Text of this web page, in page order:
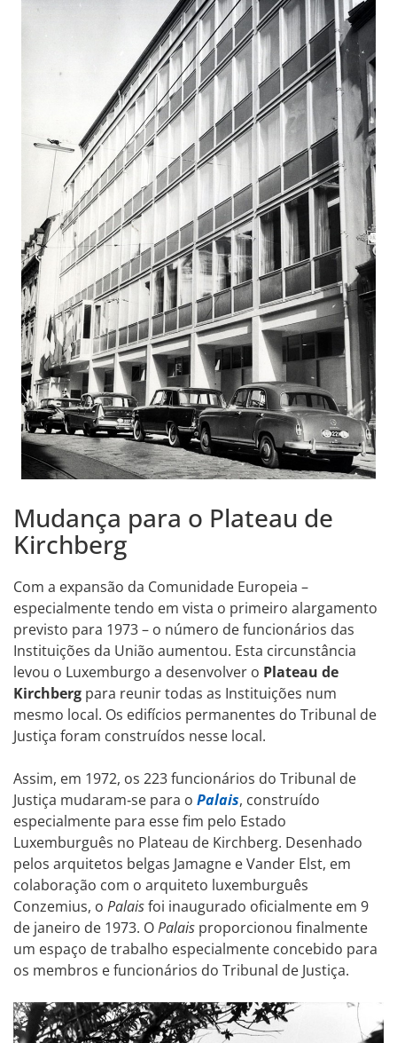
Mudança para o Plateau de
Kirchberg
Com a expansão da Comunidade Europeia –
especialmente tendo em vista o primeiro alargamento
previsto para 1973 – o número de funcionários das
Instituições da União aumentou. Esta circunstância
levou o Luxemburgo a desenvolver o Plateau de
Kirchberg para reunir todas as Instituições num
mesmo local. Os edifícios permanentes do Tribunal de
Justiça foram construídos nesse local.
Assim, em 1972, os 223 funcionários do Tribunal de
Justiça mudaram‑se para o Palais, construído
especialmente para esse fim pelo Estado
Luxemburguês no Plateau de Kirchberg. Desenhado
pelos arquitetos belgas Jamagne e Vander Elst, em
colaboração com o arquiteto luxemburguês
Conzemius, o Palaisfoi inaugurado oficialmente em 9
de janeiro de 1973. OPalais proporcionou finalmente
um espaço de trabalho especialmente concebido para
os membros e funcionários do Tribunal de Justiça.